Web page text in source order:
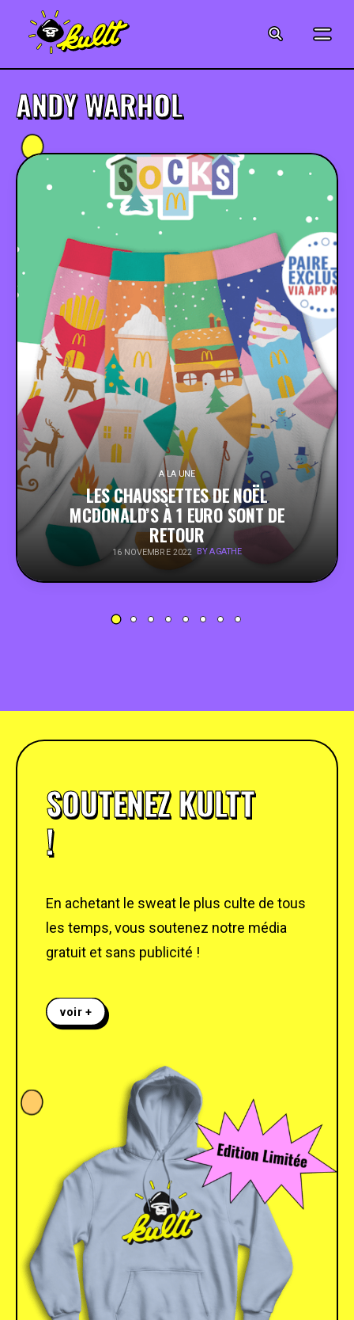
MUSIQUE
CRÉATION
ART
JEUX-VIDÉO
VINTAGE
PEOPLE
FOOD
BONS PLANS
SOUTENEZ KULTT
ANDY WARHOL
A LA UNE
LES CHAUSSETTES DE NOËL
MCDONALD’S À 1 EURO SONT DE
RETOUR
16 NOVEMBRE 2022 BY AGATHE
SOUTENEZ KULTT
!
En achetant le sweat le plus culte de tous
les temps, vous soutenez notre média
gratuit et sans publicité !
voir +